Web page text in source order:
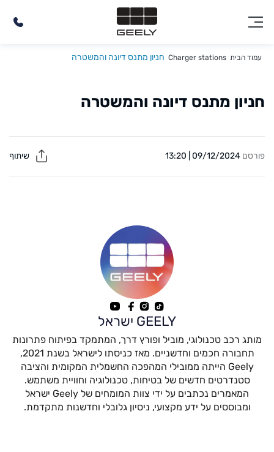
עמוד הבית Charger stations חניון מתנס דיונה והמשטרה
חניון מתנס דיונה והמשטרה
פורסם 09/12/2024 | 13:20
GEELY ישראל
מותג רכב טכנולוגי, מוביל ופורץ דרך, המתמקד בפיתוח פתרונות
תחבורה חכמים וחדשניים. מאז כניסתו לישראל בשנת 2021,
Geely הייתה ממובילי המהפכה החשמלית המקומית והציבה
סטנדרטים חדשים של בטיחות, טכנולוגיה וחוויית משתמש.
המאמרים נכתבים על ידי צוות המומחים של Geely ישראל
ומבוססים על ידע מקצועי, ניסיון גלובלי וחדשנות מתקדמת.